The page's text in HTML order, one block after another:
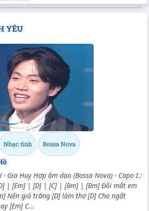
YÊU
Nhạc tình Bossa Nova
- Gia Huy Hợp âm dạo (Bossa Nova) - Capo I.:
| [Em] | [D] | [C] | [Bm] | [Bm] Đôi mắt em
Nên gió trăng [D] làm thơ [D] Cho ngất
[Em] C...